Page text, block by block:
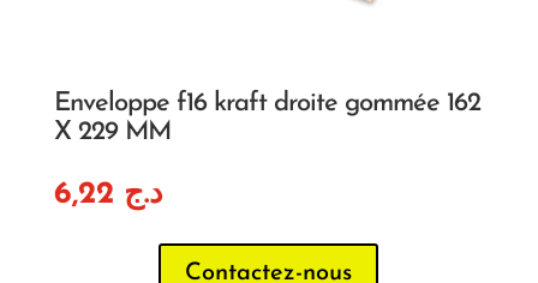
Enveloppe f16 kraft droite gommée 162
X 229 MM
د.ج
Contactez-nous